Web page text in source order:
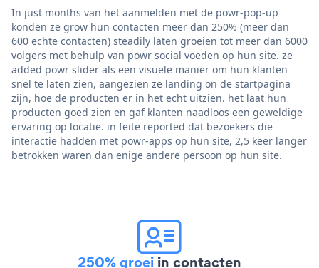
In just months van het aanmelden met de powr-pop-up
konden ze grow hun contacten meer dan 250% (meer dan
600 echte contacten) steadily laten groeien tot meer dan 6000
volgers met behulp van powr social voeden op hun site. ze
added powr slider als een visuele manier om hun klanten
snel te laten zien, aangezien ze landing on de startpagina
zijn, hoe de producten er in het echt uitzien. het laat hun
producten goed zien en gaf klanten naadloos een geweldige
ervaring op locatie. in feite reported dat bezoekers die
interactie hadden met powr-apps op hun site, 2,5 keer langer
betrokken waren dan enige andere persoon op hun site.
250% groei in contacten